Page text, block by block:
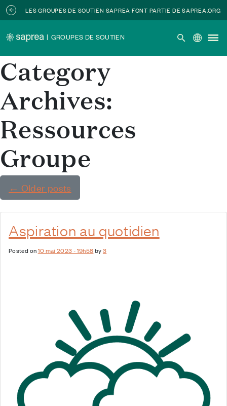
Skip to main content
LES GROUPES DE SOUTIEN SAPREA FONT PARTIE DE SAPREA.ORG
| GROUPES DE SOUTIEN
Category
Archives:
Ressources
Groupe
← Older posts
Aspiration au quotidien
Posted on10 mai 2023 - 19h58by3